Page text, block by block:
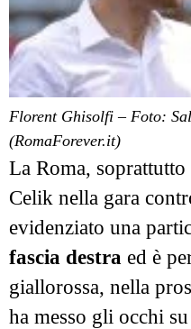
Florent Ghisolfi – Foto:
(RomaForever.it)
La Roma,
Celik nella gara
evidenziato una
fascia destra ed è
giallorossa, nella
ha messo gli occhi